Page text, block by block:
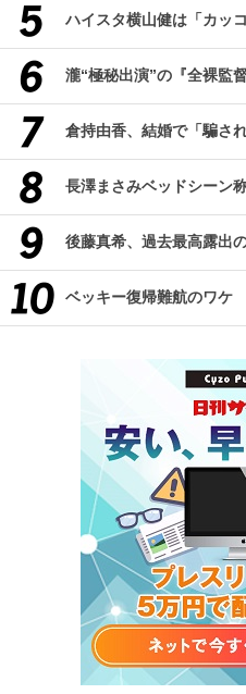
ハイスタ横山健は「カッ
瀧“極秘出演”の『全裸監
倉持由香、結婚で「騙さ
長澤まさみベッドシーン
後藤真希、過去最高露出
ベッキー復帰難航のワケ